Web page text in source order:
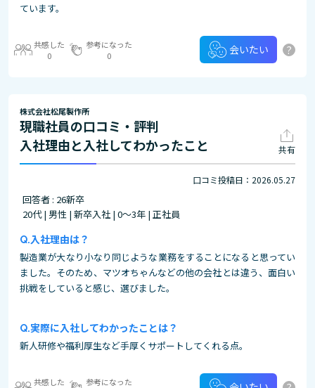
ています。
共感した
0
参考になった
0
会いたい ?
株式会社松尾製作所
現職社員の口コミ・評判
入社理由と入社してわかったこと
共有
口コミ投稿日：2026.05.27
回答者 : 26新卒
20代 | 男性 | 新卒入社 | 0～3年 | 正社員
入社理由は？
製造業が大なり小なり同じような業務をすることになると思ってい
ました。そのため、マツオちゃんなどの他の会社とは違う、面白い
挑戦をしていると感じ、選びました。
実際に入社してわかったことは？
新人研修や福利厚生など手厚くサポートしてくれる点。
共感した
参考になった